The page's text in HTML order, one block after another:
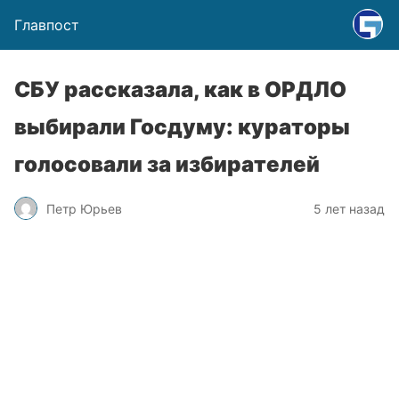
Главпост
СБУ рассказала, как в ОРДЛО
выбирали Госдуму: кураторы
голосовали за избирателей
Петр Юрьев 5 лет назад